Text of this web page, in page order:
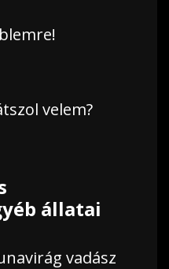
velem?
állatai
vadász